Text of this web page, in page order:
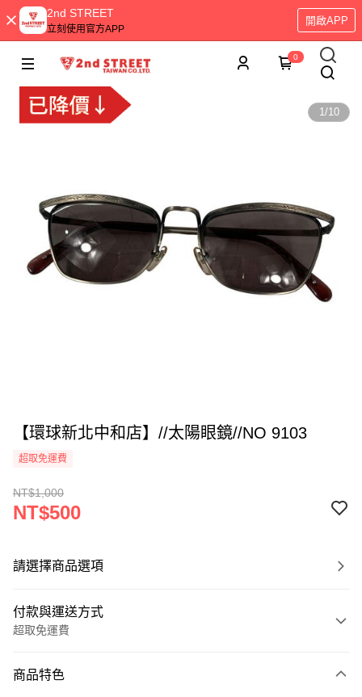
2nd STREET
立刻使用官方APP
開啟APP
0
1/10
【環球新北中和店】//太陽眼鏡//NO 9103
超取免運費
NT$1,000
NT$500
請選擇商品選項
付款與運送方式
超取免運費
信用卡一次付款
商品特色